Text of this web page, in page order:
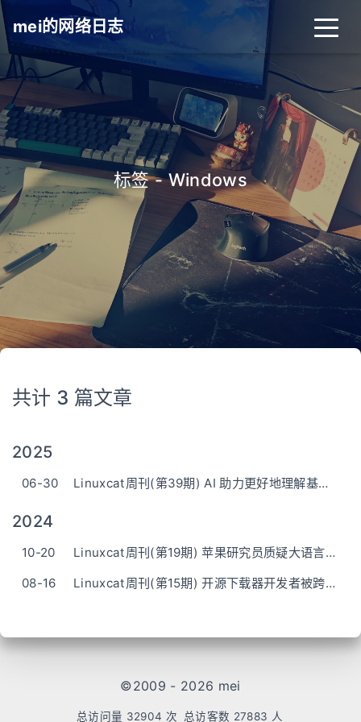
mei的网络日志
标签 - Windows
共计 3 篇文章
2025
06-30 Linuxcat周刊(第39期) AI 助力更好地理解基因组
2024
10-20
Linuxcat周刊(第19期) 苹果研究员质疑大语言模型（LLM）的推理能力，认为其仅是复杂的模式匹配
08-16
Linuxcat周刊(第15期) 开源下载器开发者被跨省，因被用于诈骗
©2009 - 2026 mei
总访问量 32904 次 总访客数 27883 人